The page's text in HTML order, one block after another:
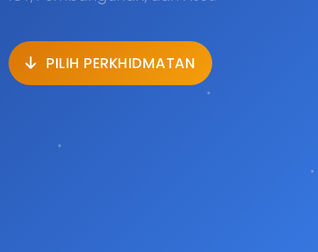
PILIH PERKHIDMATAN